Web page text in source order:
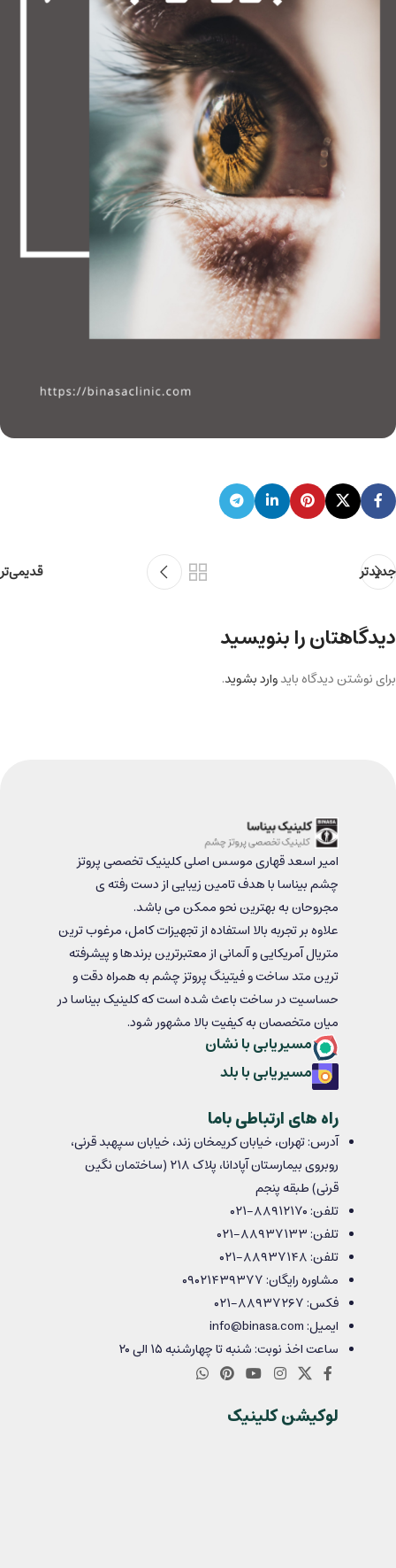
جدیدتر قدیمی‌تر
دیدگاهتان را بنویسید
برای نوشتن دیدگاه بایدوارد بشوید.
امیر اسعد قهاری موسس اصلی کلینیک تخصصی پروتز
چشم بیناسا با هدف تامین زیبایی از دست رفته ی
مجروحان به بهترین نحو ممکن می باشد.
علاوه بر تجربه بالا استفاده از تجهیزات کامل، مرغوب ترین
متریال آمریکایی و آلمانی از معتبرترین برندها و پیشرفته
ترین متد ساخت و فیتینگ پروتز چشم به همراه دقت و
حساسیت در ساخت باعث شده است که کلینیک بیناسا در
میان متخصصان به کیفیت بالا مشهور شود.
مسیریابی با نشان
مسیریابی با بلد
راه های ارتباطی باما
آدرس: تهران، خیابان کریمخان زند، خیابان سپهبد قرنی،
روبروی بیمارستان آپادانا، پلاک ۲۱۸ (ساختمان نگین
قرنی) طبقه پنجم
تلفن: ۸۸۹۱۲۱۷۰-۰۲۱
تلفن: ۸۸۹۳۷۱۳۳-۰۲۱
تلفن: ۸۸۹۳۷۱۴۸-۰۲۱
مشاوره رایگان: ۰۹۰۲۱۴۳۹۳۷۷
فکس: ۸۸۹۳۷۲۶۷-۰۲۱
ایمیل: info@binasa.com
ساعت اخذ نوبت: شنبه تا چهارشنبه ۱۵ الی ۲۰
لوکیشن کلینیک